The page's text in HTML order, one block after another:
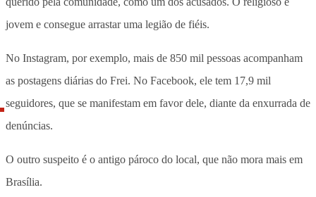
jovem e consegue arrastar uma legião de fiéis.
No Instagram, por exemplo, mais de 850 mil pessoas acompanham
as postagens diárias do Frei. No Facebook, ele tem 17,9 mil
seguidores, que se manifestam em favor dele, diante da enxurrada de
denúncias.
O outro suspeito é o antigo pároco do local, que não mora mais em
Brasília.